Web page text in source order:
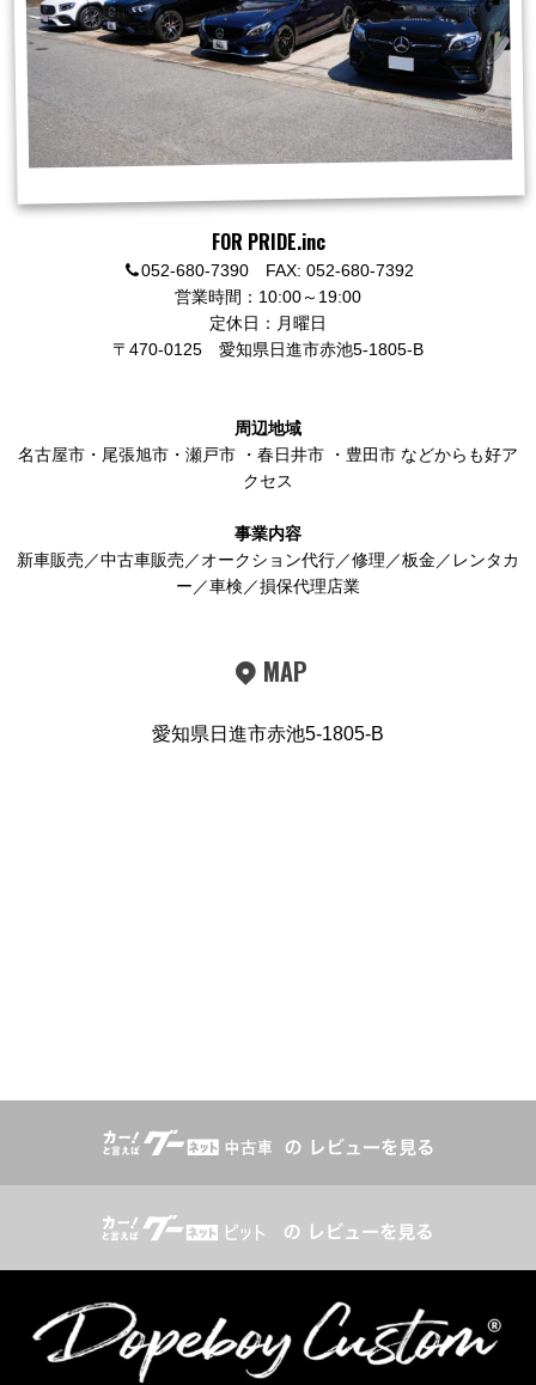
FOR PRIDE.inc
052-680-7390 FAX: 052-680-7392
営業時間：10:00～19:00
定休日：月曜日
〒470-0125 愛知県日進市赤池5-1805-B
周辺地域
名古屋市 ・ 尾張旭市 ・ 瀬戸市 ・ 春日井市 ・ 豊田市 などからも好ア
クセス
事業内容
新車販売／中古車販売／オークション代行／修理／板金／レンタカ
ー／車検／損保代理店業
MAP
愛知県日進市赤池5-1805-B